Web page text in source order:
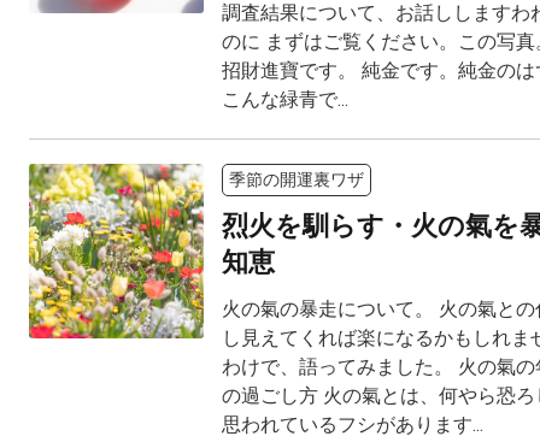
調査結果について、お話ししますわ
のに まずはご覧ください。この写
招財進寶です。 純金です。純金の
こんな緑青で...
季節の開運裏ワザ
烈火を馴らす・火の氣を
知恵
火の氣の暴走について。 火の氣と
し見えてくれば楽になるかもしれま
わけで、語ってみました。 火の氣
の過ごし方 火の氣とは、何やら恐
思われているフシがあります...